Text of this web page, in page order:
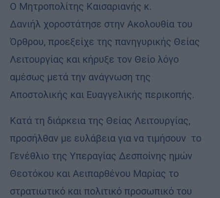
Ο Μητροπολίτης Καισαριανής κ.
Δανιήλ χοροστάτησε στην Ακολουθία του
Όρθρου, προεξείχε της πανηγυρικής Θείας
Λειτουργίας και κήρυξε τον Θείο λόγο
αμέσως μετά την ανάγνωση της
Αποστολικής και Ευαγγελικής περικοπής.
Κατά τη διάρκεια της Θείας Λειτουργίας,
προσήλθαν με ευλάβεια για να τιμήσουν το
Γενέθλιο της Υπεραγίας Δεσποίνης ηµών
Θεοτόκου και Αειπαρθένου Μαρίας το
στρατιωτικό και πολιτικό προσωπικό του